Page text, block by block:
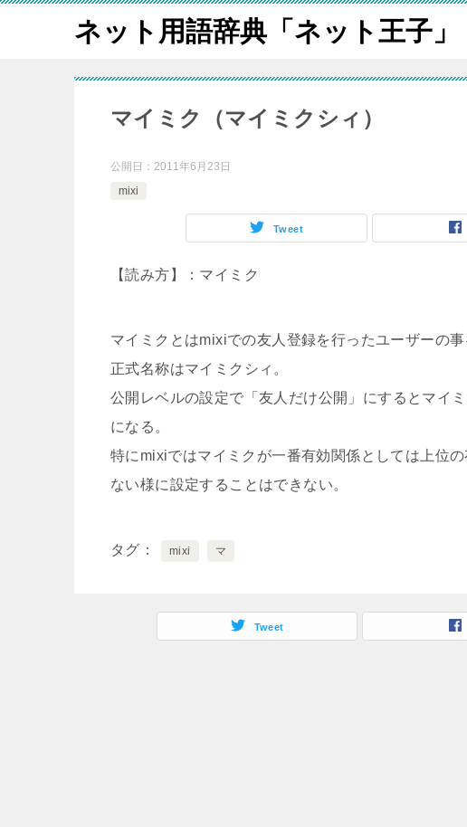
ネット用語辞典「ネット王子」
マイミク（マイミクシィ）
公開日： 2011年6月23日
mixi
Tweet
【読み方】：マイミク
マイミクとはmixiでの友人登録を行ったユーザーの事
正式名称はマイミクシィ。
公開レベルの設定で「友人だけ公開」にするとマイ
になる。
特にmixiではマイミクが一番有効関係としては上位
ない様に設定することはできない。
タグ mixi マ
Tweet